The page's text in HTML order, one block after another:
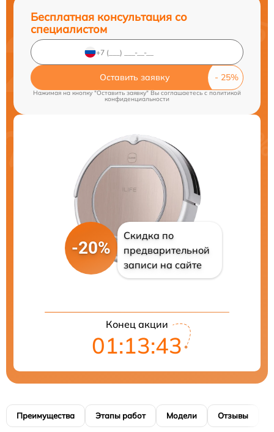
Бесплатная консультация со
специалистом
Оставить заявку
Нажимая на кнопку "Оставить заявку" Вы соглашаетесь c политикой
конфиденциальности
-20%
Скидка по
предварительной
записи на сайте
Конец акции
01:13:42
Преимущества Этапы работ Модели Отзывы